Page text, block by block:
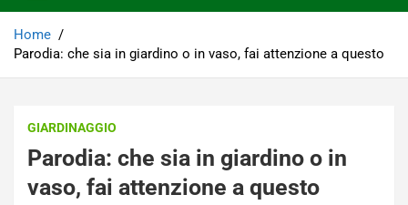
Home
Parodia: che sia in giardino o in vaso, fai attenzione a questo
GIARDINAGGIO
Parodia: che sia in giardino o in
vaso, fai attenzione a questo